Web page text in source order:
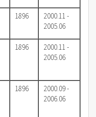
1896
2000.11 -
2005.06
1896
2000.11 -
2005.06
1896
2000.09 -
2006.06